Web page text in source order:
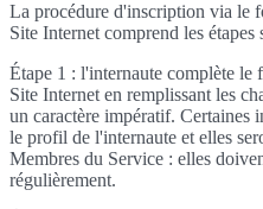
La procédure d'inscription via le
Site Internet comprend les étapes
Étape 1 : l'internaute complète
Site Internet en remplissant les
un caractère impératif. Certaines
le profil de l'internaute et elles
Membres du Service : elles
régulièrement.